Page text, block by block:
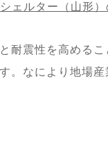
ェルター（山形）
耐震性を高める
。なにより地場